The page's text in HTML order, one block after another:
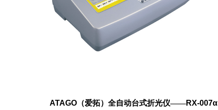
ATAGO （爱拓）全自动台式折光仪——RX-007α